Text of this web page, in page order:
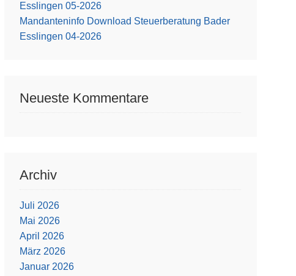
Esslingen 05-2026
Mandanteninfo Download Steuerberatung Bader
Esslingen 04-2026
Neueste Kommentare
Archiv
Juli 2026
Mai 2026
April 2026
März 2026
Januar 2026